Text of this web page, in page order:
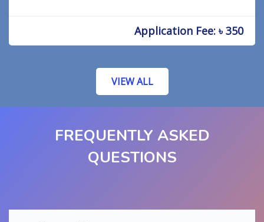
Application Fee: ৳ 350
VIEW ALL
FREQUENTLY ASKED
QUESTIONS